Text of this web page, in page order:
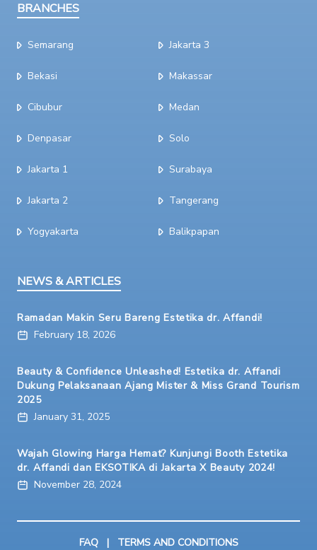
BRANCHES
Semarang
Bekasi
Cibubur
Denpasar
Jakarta 1
Jakarta 2
Yogyakarta
Jakarta 3
Makassar
Medan
Solo
Surabaya
Tangerang
Balikpapan
NEWS & ARTICLES
Ramadan Makin Seru Bareng Estetika dr. Affandi!
February 18, 2026
Beauty & Confidence Unleashed! Estetika dr. Affandi
Dukung Pelaksanaan Ajang Mister & Miss Grand Tourism
2025
January 31, 2025
Wajah Glowing Harga Hemat? Kunjungi Booth Estetika
dr. Affandi dan EKSOTIKA di Jakarta X Beauty 2024!
November 28, 2024
FAQ | TERMS AND CONDITIONS